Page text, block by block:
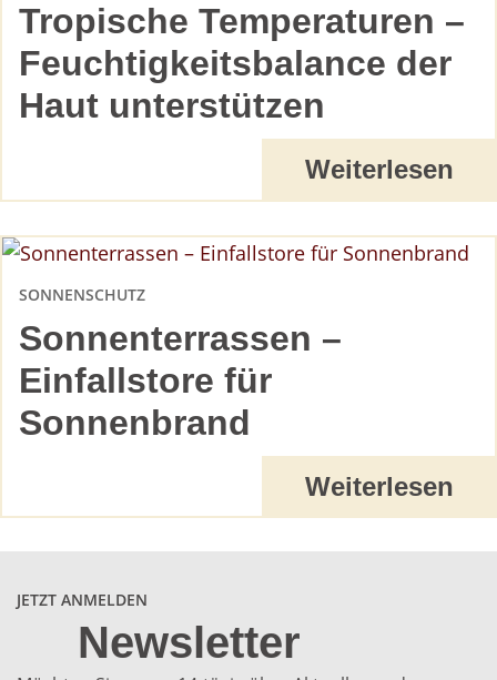
Tropische Temperaturen –
Feuchtigkeitsbalance der
Haut unterstützen
Weiterlesen
Sonnenterrassen –
Einfallstore für
Sonnenbrand
SONNENSCHUTZ
Weiterlesen
JETZT ANMELDEN
Newsletter